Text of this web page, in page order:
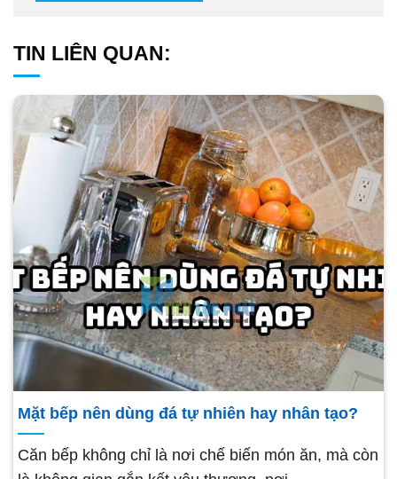
TIN LIÊN QUAN:
Mặt bếp nên dùng đá tự nhiên hay nhân tạo?
Căn bếp không chỉ là nơi chế biến món ăn, mà còn